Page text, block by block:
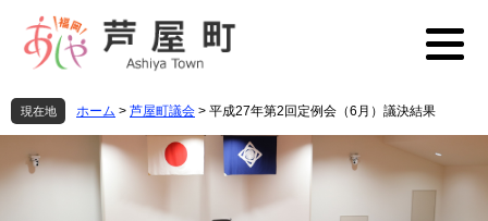
先
頭
す
を
飛
し
現在地 ホーム > 芦屋町議会 > 平成27年第2回定例会（6月）議決結果